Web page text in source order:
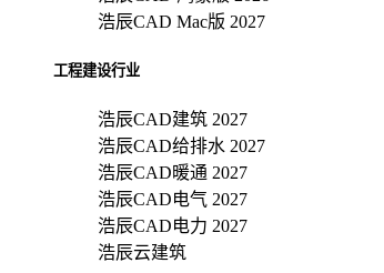
浩辰CAD Mac版 2027
工程建设行业
浩辰CAD建筑 2027
浩辰CAD给排水 2027
浩辰CAD暖通 2027
浩辰CAD电气 2027
浩辰CAD电力 2027
浩辰云建筑